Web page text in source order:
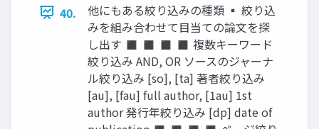
40.
他にもある絞り込みの種類 ▪ 絞り込
みを組み合わせて目当ての論文を探
し出す ◼ ◼ ◼ ◼ 複数キーワード
絞り込み AND, OR ソースのジャーナ
ル絞り込み [so], [ta] 著者絞り込み
[au], [fau] full author, [1au] 1st
author 発行年絞り込み [dp] date of